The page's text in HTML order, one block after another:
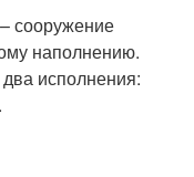
сооружение
наполнению.
исполнения: